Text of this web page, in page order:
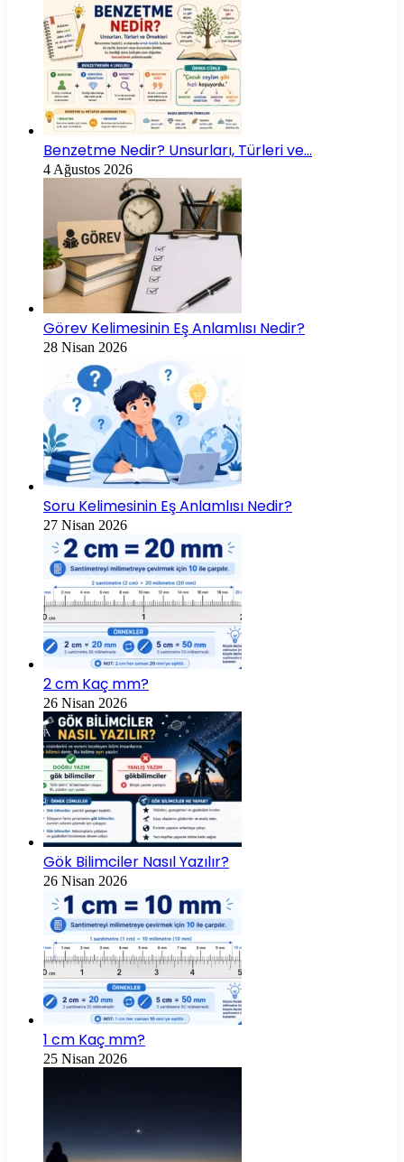
Benzetme Nedir? Unsurları, Türleri ve…
4 Ağustos 2026
Görev Kelimesinin Eş Anlamlısı Nedir?
28 Nisan 2026
Soru Kelimesinin Eş Anlamlısı Nedir?
27 Nisan 2026
2 cm Kaç mm?
26 Nisan 2026
Gök Bilimciler Nasıl Yazılır?
26 Nisan 2026
1 cm Kaç mm?
25 Nisan 2026